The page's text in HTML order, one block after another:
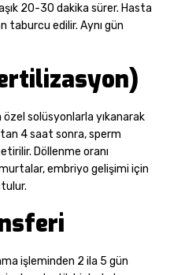
20-30 dakika sürer. Hasta
taburcu edilir. Aynı gün
solüsyonlarla yıkanarak
4 saat sonra, sperm
Döllenme oranı
embriyo gelişimi için
işleminden 2 ila 5 gün